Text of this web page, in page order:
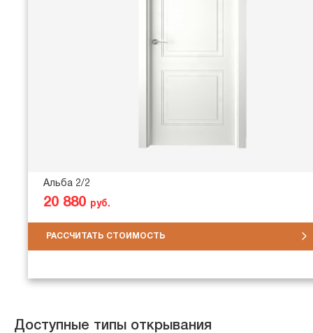
Альба 2/2
20 880 руб.
РАССЧИТАТЬ СТОИМОСТЬ
Доступные типы открывания